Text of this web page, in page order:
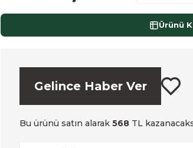
Ürünü
Gelince Haber Ver
Bu ürünü satın alarak 568 TL